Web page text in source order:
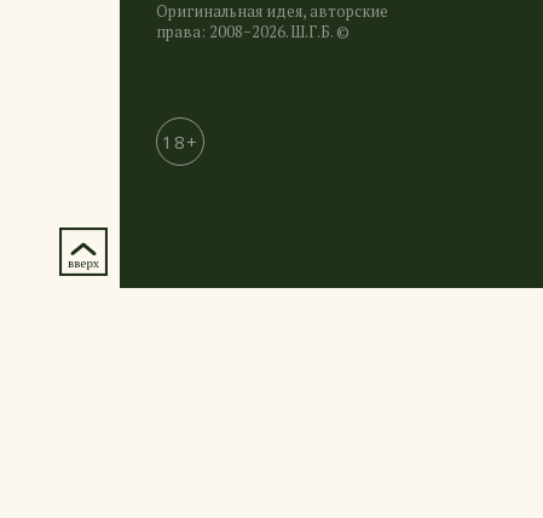
Оригинальная идея, авторские
права: 2008−2026. Ш.Г.Б. ©
18+